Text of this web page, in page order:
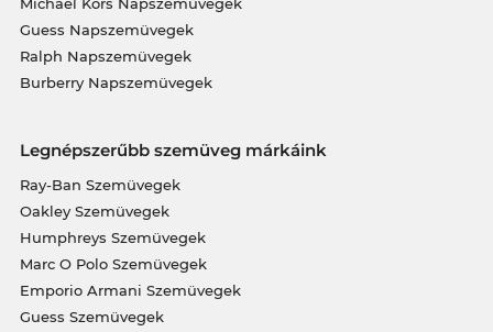
Guess Napszemüvegek
Ralph Napszemüvegek
Burberry Napszemüvegek
Legnépszerűbb szemüveg márkáink
Ray-Ban Szemüvegek
Oakley Szemüvegek
Humphreys Szemüvegek
Marc O Polo Szemüvegek
Emporio Armani Szemüvegek
Guess Szemüvegek